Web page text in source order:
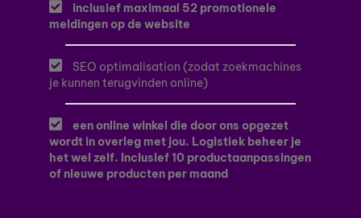
inclusief maximaal 52 promotionele
meldingen op de website
SEO optimalisation (zodat zoekmachines
je kunnen terugvinden online)
een online winkel die door ons opgezet
wordt in overleg met jou. Logistiek beheer je
het wel zelf. Inclusief 10 productaanpassingen
of nieuwe producten per maand